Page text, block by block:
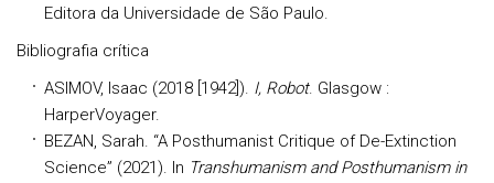
Editora da Universidade de São Paulo.
Bibliografia crítica
ASIMOV, Isaac (2018 [1942]). I, Robot. Glasgow :
HarperVoyager.
BEZAN, Sarah. “A Posthumanist Critique of De-Extinction
Science” (2021). In Transhumanism and Posthumanism in